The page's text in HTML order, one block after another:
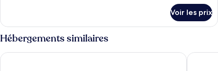
jardin
le
type
de
chambre
Chambre
Voir les prix
Hébergements similaires
Sayong House